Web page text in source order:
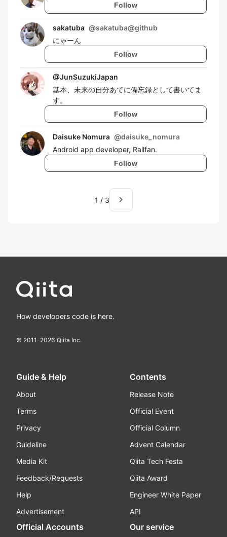
Follow
sakatuba @sakatuba@github
にゃーん
Follow
@JunSuzukiJapan
基本、未来の自分あてに備忘録として書いてま
す。
Follow
Daisuke Nomura @daisuke_nomura
Android app developer, Railfan.
Follow
1 / 3 navigate_next
How developers code is here.
© 2011-2026 Qiita Inc.
Guide & Help
About
Terms
Privacy
Guideline
Media Kit
Feedback/Requests
Help
Advertisement
Contents
Release Note
Official Event
Official Column
Advent Calendar
Qiita Tech Festa
Qiita Award
Engineer White Paper
API
Official Accounts Our service